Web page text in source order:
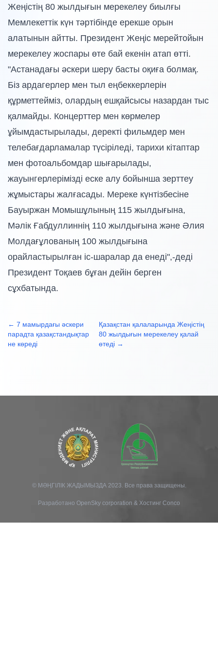
Жеңістің 80 жылдығын мерекелеу биылғы
Мемлекеттік күн тәртібінде ерекше орын
алатынын айтты. Президент Жеңіс мерейтойын
мерекелеу жоспары өте бай екенін атап өтті.
"Астанадағы әскери шеру басты оқиға болмақ.
Біз ардагерлер мен тыл еңбеккерлерін
құрметтейміз, олардың ешқайсысы назардан тыс
қалмайды. Концерттер мен көрмелер
ұйымдастырылады, деректі фильмдер мен
телебағдарламалар түсіріледі, тарихи кітаптар
мен фотоальбомдар шығарылады,
жауынгерлерімізді еске алу бойынша зерттеу
жұмыстары жалғасады. Мереке күнтізбесіне
Бауыржан Момышұлының 115 жылдығына,
Мәлік Ғабдуллиннің 110 жылдығына және Әлия
Молдағұлованың 100 жылдығына
орайластырылған іс-шаралар да енеді",-деді
Президент Тоқаев бұған дейін берген
сұхбатында.
← 7 мамырдағы әскери
парадта қазақстандықтар
не көреді
Қазақстан қалаларында Жеңістің
80 жылдығын мерекелеу қалай
өтеді →
© МӘҢГІЛІК ЖАДЫМЫЗДА 2023. Все права защищены.
Разработано OpenSky corporation & Хостинг Conco